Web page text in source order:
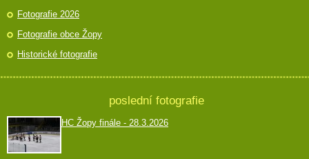
Fotografie 2026
Fotografie obce Žopy
Historické fotografie
poslední fotografie
HC Žopy finále - 28.3.2026